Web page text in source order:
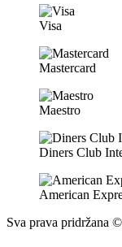
Visa
Mastercard
Maestro
Diners Club
American
Sva prava pridržana